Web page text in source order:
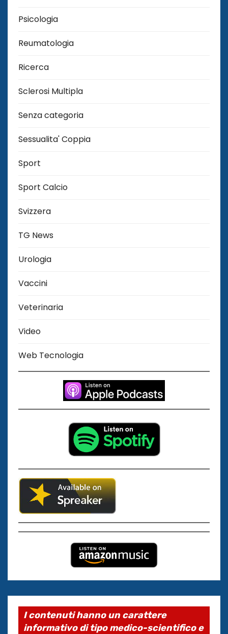
Psicologia
Reumatologia
Ricerca
Sclerosi Multipla
Senza categoria
Sessualita' Coppia
Sport
Sport Calcio
Svizzera
TG News
Urologia
Vaccini
Veterinaria
Video
Web Tecnologia
I contenuti hanno un carattere
informativo di tipo medico-scientifico e